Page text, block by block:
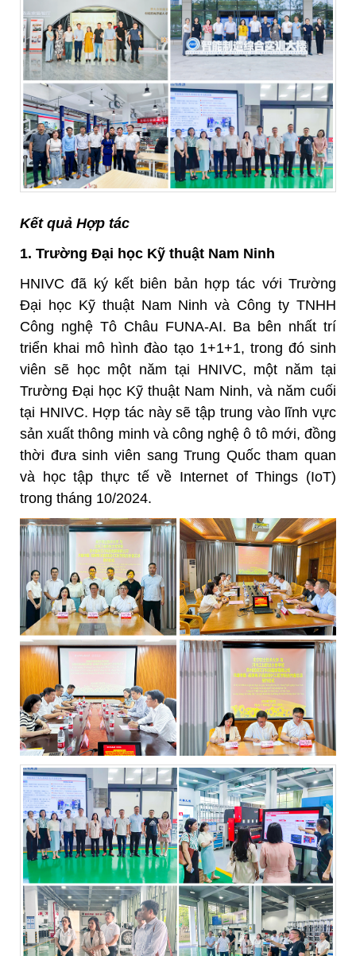
Kết quả Hợp tác
1. Trường Đại học Kỹ thuật Nam Ninh
HNIVC đã ký kết biên bản hợp tác với Trường
Đại học Kỹ thuật Nam Ninh và Công ty TNHH
Công nghệ Tô Châu FUNA-AI. Ba bên nhất trí
triển khai mô hình đào tạo 1+1+1, trong đó sinh
viên sẽ học một năm tại HNIVC, một năm tại
Trường Đại học Kỹ thuật Nam Ninh, và năm cuối
tại HNIVC. Hợp tác này sẽ tập trung vào lĩnh vực
sản xuất thông minh và công nghệ ô tô mới, đồng
thời đưa sinh viên sang Trung Quốc tham quan
và học tập thực tế về Internet of Things (IoT)
trong tháng 10/2024.